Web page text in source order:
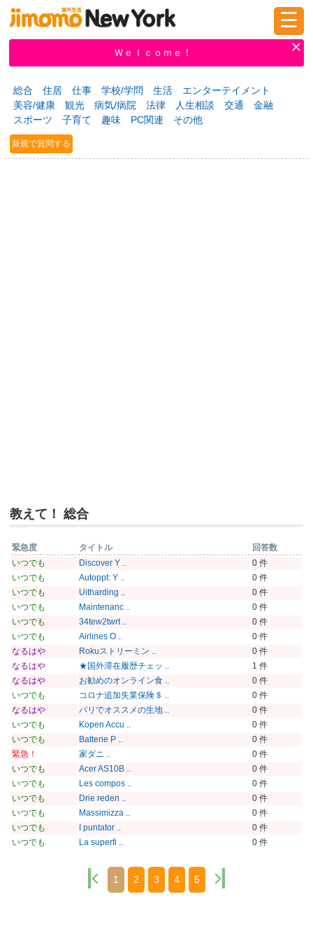
新規登録
掲示板 タウン情報 教えて！
☰
Ｗｅｌｃｏｍｅ！
総合 住居 仕事 学校/学問 生活
エンターテイメント
美容/健康
観光 病気/病院 法律 人生相談 交通
金融
スポーツ
子育て 趣味 PC関連 その他
新規で質問する
教えて！ 総合
緊急度 タイトル
回答数
いつでも
Discover Y ..
0 件
いつでも
Autoppt: Y ..
0 件
いつでも
Uitharding ..
0 件
いつでも
Maintenanc ..
0 件
いつでも
34tew2twrt ..
0 件
いつでも
Airlines O ..
0 件
なるはや
Rokuストリーミン ..
0 件
なるはや
★国外滞在履歴チェッ ..
1 件
なるはや
お勧めのオンライン食 ..
0 件
いつでも
コロナ追加失業保険＄ ..
0 件
なるはや
パリでオススメの生地 ..
0 件
いつでも
Kopen Accu ..
0 件
いつでも
Batterie P ..
0 件
緊急！
家ダニ ..
0 件
いつでも
Acer AS10B ..
0 件
いつでも
Les compos ..
0 件
いつでも
Drie reden ..
0 件
いつでも
Massimizza ..
0 件
いつでも
I puntator ..
0 件
いつでも
La superfi .. 0 件
1 2 3 4 5